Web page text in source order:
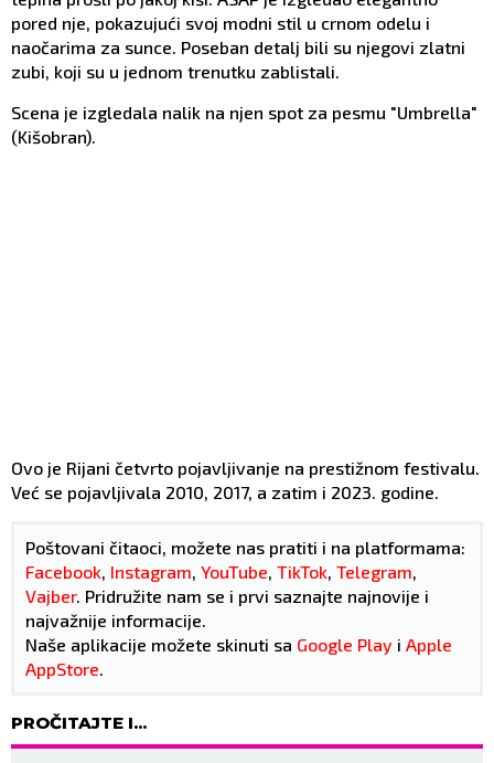
pored nje, pokazujući svoj modni stil u crnom odelu i
naočarima za sunce. Poseban detalj bili su njegovi zlatni
zubi, koji su u jednom trenutku zablistali.
Scena je izgledala nalik na njen spot za pesmu "Umbrella"
(Kišobran).
Ovo je Rijani četvrto pojavljivanje na prestižnom festivalu.
Već se pojavljivala 2010, 2017, a zatim i 2023. godine.
Poštovani čitaoci, možete nas pratiti i na platformama:
Facebook, Instagram, YouTube, TikTok, Telegram,
Vajber. Pridružite nam se i prvi saznajte najnovije i
najvažnije informacije.
Naše aplikacije možete skinuti sa Google Play i Apple
AppStore.
PROČITAJTE I...